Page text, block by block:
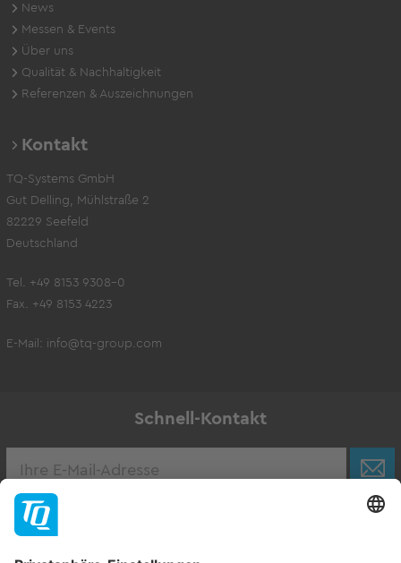
News
Messen & Events
Über uns
Qualität & Nachhaltigkeit
Referenzen & Auszeichnungen
Kontakt
TQ-Systems GmbH
Gut Delling, Mühlstraße 2
82229 Seefeld
Deutschland
Tel. +49 8153 9308-0
Fax. +49 8153 4223
E-Mail: info@tq-group.com
Schnell-Kontakt